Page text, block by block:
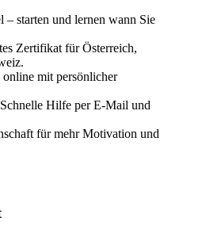
– starten und lernen wann Sie
Zertifikat für Österreich,
mit persönlicher
Hilfe per E-Mail und
für mehr Motivation und